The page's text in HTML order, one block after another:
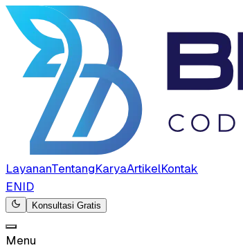
LayananTentangKaryaArtikelKontak
ENID
Konsultasi Gratis
Menu